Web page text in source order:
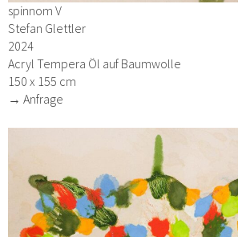
spinnom V
Stefan Glettler
2024
Acryl Tempera Öl auf Baumwolle
150 x 155 cm
→ Anfrage